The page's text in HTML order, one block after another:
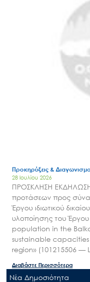
Προκηρύξεις &
28 Ιουλίου 2026
ΠΡΟΣΚΛΗΣΗ
προτάσεων προς
Έργου ιδιωτικού
υλοποίησης του
population in the
sustainable
region» (101215506 —
Διαβάστε Περισσότερα
Nέα Δημοσιότητα